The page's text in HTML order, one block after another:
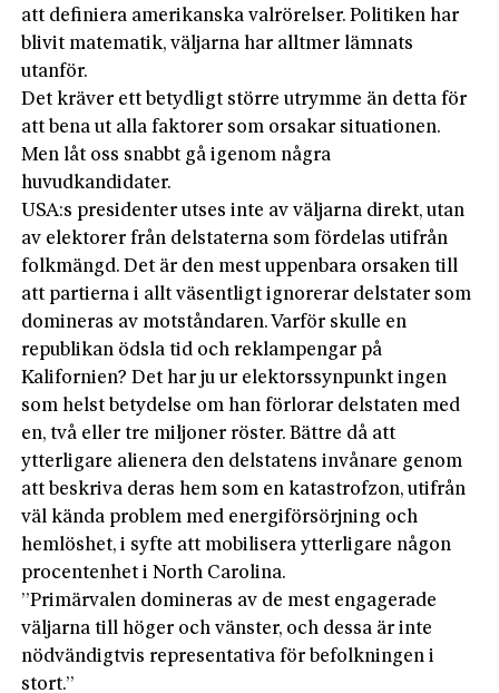
att definiera amerikanska ­valrörelser. Politiken har
blivit matematik, väljarna har alltmer lämnats
utanför.
Det kräver ett betydligt större utrymme än detta för
att bena ut alla faktorer som orsakar situationen.
Men låt oss snabbt gå igenom några
huvudkandidater.
USA:s presidenter utses inte av väljarna direkt, utan
av elektorer från delstaterna som fördelas utifrån
folkmängd. Det är den mest uppenbara orsaken till
att partierna i allt väsentligt ignorerar delstater som
domineras av motståndaren. Varför skulle en
republikan ödsla tid och reklampengar på
Kalifornien? Det har ju ur elektorssynpunkt ingen
som helst betydelse om han förlorar delstaten med
en, två eller tre miljoner röster. Bättre då att
ytterligare alienera den delstatens invånare genom
att beskriva deras hem som en katastrofzon, utifrån
väl kända problem med energiförsörjning och
hemlöshet, i syfte att mobilisera ytterligare någon
procentenhet i North Carolina.
”Primärvalen domineras av de mest engagerade
väljarna till höger och vänster, och dessa är inte
nödvändigtvis representativa för befolkningen i
stort.”